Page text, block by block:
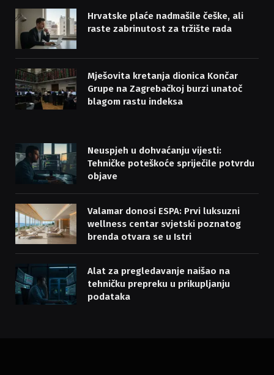
Hrvatske plaće nadmašile češke, ali
raste zabrinutost za tržište rada
Mješovita kretanja dionica Končar
Grupe na Zagrebačkoj burzi unatoč
blagom rastu indeksa
Neuspjeh u dohvaćanju vijesti:
Tehničke poteškoće spriječile potvrdu
objave
Valamar donosi ESPA: Prvi luksuzni
wellness centar svjetski poznatog
brenda otvara se u Istri
Alat za pregledavanje naišao na
tehničku prepreku u prikupljanju
podataka